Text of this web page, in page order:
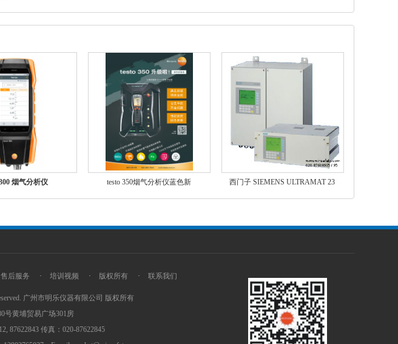
烟气分析仪 testo 350烟气分析仪蓝色新 西门子 SIEMENS ULTRAMAT 23
售后服务 · 培训视频 · 版权所有 · 联系我们
广州市明乐仪器有限公司 版权所有
号黄埔贸易广场301房
87622843 传真：020-87622845